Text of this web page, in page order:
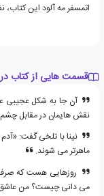
اتمسفر مه آلود این کتاب،
قسمت هایی از کتاب
آن جا به شکل عجیبی
نقش هایمان در مقابل
نینا با تلخی گفت:
ماهرتر می شوند.
روزهایی هست که صرف
می دانی چیست؟ من عاشق